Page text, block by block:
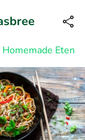
tot 23:00 uur
Homemade Eten